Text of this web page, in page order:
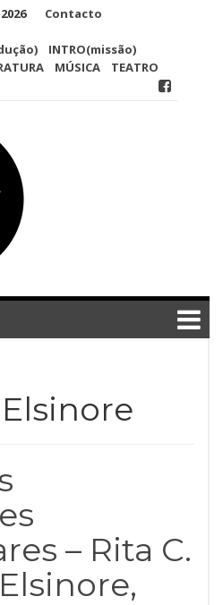
Contacto
INTRO(missão)
MÚSICA TEATRO
Elsinore
– Rita C.